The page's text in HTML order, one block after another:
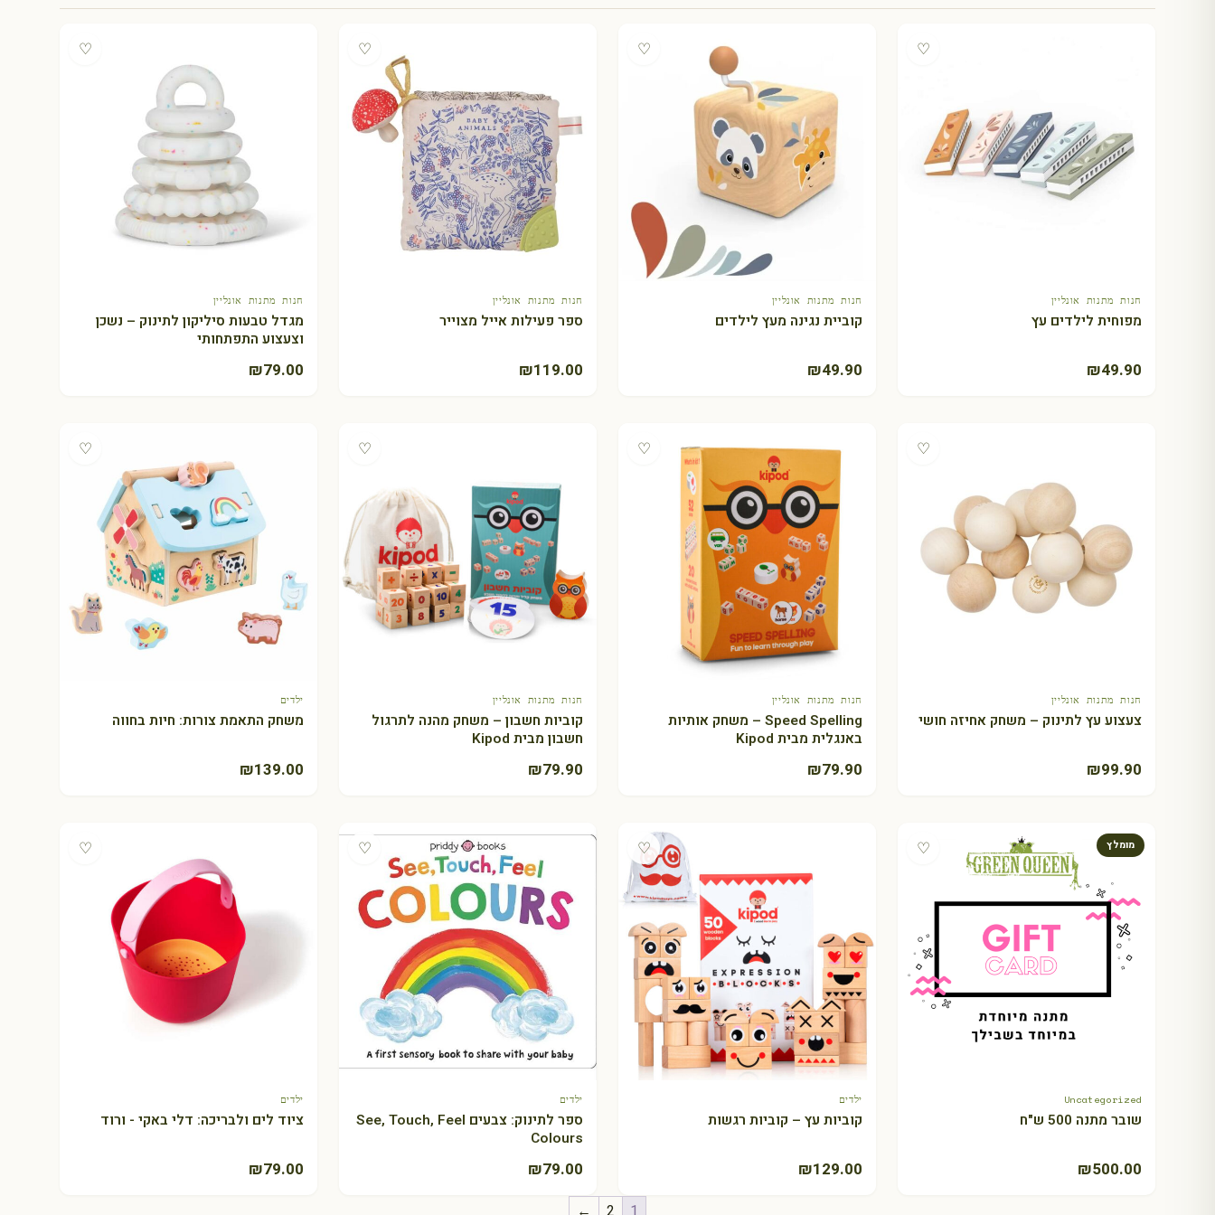
♡
+ הוספה לסלחנות מתנות אונליין
מפוחית לילדים עץ
₪49.90
♡
+ הוספה לסלחנות מתנות אונליין
קוביית נגינה מעץ לילדים
₪49.90
♡
+ הוספה לסלחנות מתנות אונליין
ספר פעילות אייל מצוייר
₪119.00
♡
+ הוספה לסלחנות מתנות אונליין
מגדל טבעות סיליקון לתינוק – נשכן
וצעצוע התפתחותי
₪79.00
♡
+ הוספה לסלחנות מתנות אונליין
צעצוע עץ לתינוק – משחק אחיזה חושי
₪99.90
♡
+ הוספה לסלחנות מתנות אונליין
Speed Spelling – משחק אותיות
באנגלית מבית Kipod
₪79.90
♡
+ הוספה לסלחנות מתנות אונליין
קוביות חשבון – משחק מהנה לתרגול
חשבון מבית Kipod
₪79.90
♡
ילדים
משחק התאמת צורות: חיות בחווה
₪139.00
מומלץ ♡
+ Select amount
Uncategorized
שובר מתנה 500 ש"ח
₪500.00
♡
ילדים
קוביות עץ – קוביות רגשות
₪129.00
♡
ילדים
ספר לתינוק: צבעים See, Touch, Feel
Colours
₪79.00
♡
ילדים
ציוד לים ולבריכה: דלי באקי - ורוד
₪79.00